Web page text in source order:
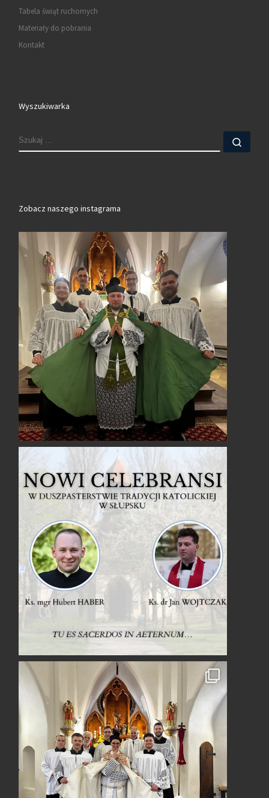
Tabela świąt ruchomych
Materiały do pobrania
Kontakt
Wyszukiwarka
SZUKAJ
Zobacz naszego instagrama